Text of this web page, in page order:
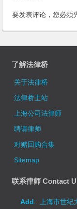
要发表评论，您必须
了解法律桥
关于法律桥
法律桥主站
上海公司法律师
聘请律师
对赌回购合集
Sitemap
联系律师 Contact
Add: 上海市世纪